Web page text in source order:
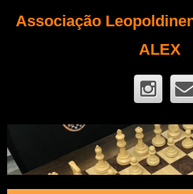
Associação
ALEX